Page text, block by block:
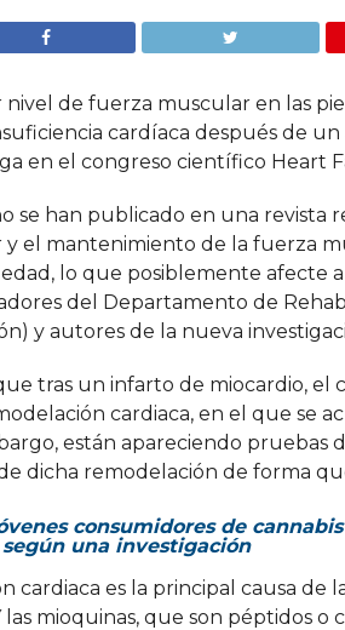
de fuerza muscular en las
cardíaca después de
en el congreso científico Heart
se han publicado en una revista
el mantenimiento de la fuerza
lo que posiblemente afecte
del Departamento de
y autores de la nueva
tras un infarto de miocardio,
cardiaca, en el que se
están apareciendo pruebas
dicha remodelación de forma
consumidores de
una investigación
cardiaca es la principal causa de
las mioquinas, que son péptidos